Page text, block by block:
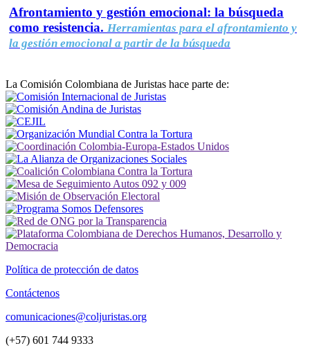
Afrontamiento y gestión emocional: la búsqueda
como resistencia. Herramientas para el afrontamiento y
la gestión emocional a partir de la búsqueda
La Comisión Colombiana de Juristas hace parte de:
Política de protección de datos
Contáctenos
comunicaciones@coljuristas.org
(+57) 601 744 9333